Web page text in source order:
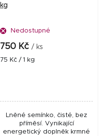
kg
Nedostupné
750 Kč / ks
Měrná
75 Kč / 1 kg
Lněné semínko, čisté, bez
příměsí. Vynikající
energetický doplněk krmné